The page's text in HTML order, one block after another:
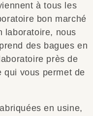
à tous les
bon marché
laboratoire, nous
des bagues en
près de
qui vous permet de
en usine,